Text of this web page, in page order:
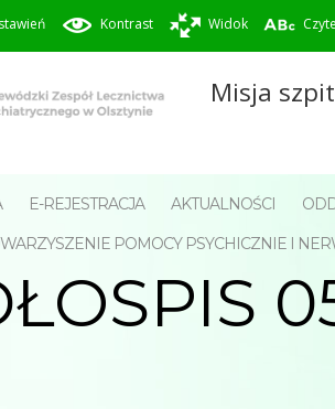
Kontrast Widok
Misja
E-REJESTRACJA AKTUALNOŚCI
POMOCY PSYCHICZNIE I